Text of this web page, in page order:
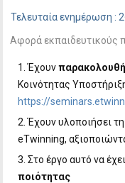
Τελευταία ενημέρωση :
Αφορά εκπαιδευτικούς
Έχουν
Κοινότητας
https://
Έχουν υλοποιήσει
eTwinning,
Στο έργο αυτό να
ποιότητας